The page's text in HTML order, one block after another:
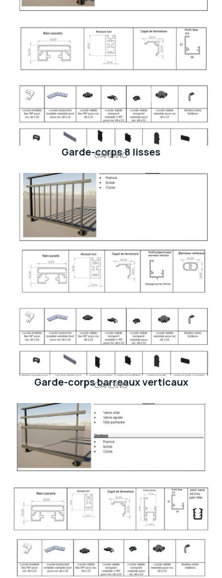
Garde-corps 8 lisses
GARDINO
Garde-corps barreaux verticaux
GARDINO